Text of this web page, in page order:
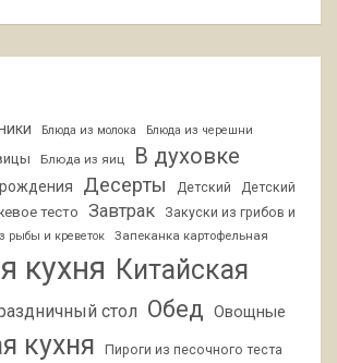
Блюда из молока Блюда из черешни
Блюда из яиц В духовке
Десерты Детский
Детский
тесто Завтрак
Закуски из грибов и
рыбы и креветок Запеканка картофельная
кухня Китайская
стол Обед Овощные
кухня Пироги из песочного теста